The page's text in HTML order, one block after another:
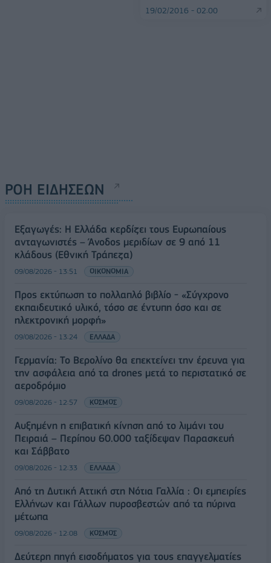
19/02/2016 - 02:00
ΡΟΗ ΕΙΔΗΣΕΩΝ
Εξαγωγές: Η Ελλάδα κερδίζει τους Ευρωπαίους
ανταγωνιστές – Άνοδος μεριδίων σε 9 από 11
κλάδους (Εθνική Τράπεζα)
09/08/2026 - 13:51 ΟΙΚΟΝΟΜΙΑ
Προς εκτύπωση το πολλαπλό βιβλίο - «Σύγχρονο
εκπαιδευτικό υλικό, τόσο σε έντυπη όσο και σε
ηλεκτρονική μορφή»
09/08/2026 - 13:24 ΕΛΛΑΔΑ
Γερμανία: Το Βερολίνο θα επεκτείνει την έρευνα για
την ασφάλεια από τα drones μετά το περιστατικό σε
αεροδρόμιο
09/08/2026 - 12:57 ΚΟΣΜΟΣ
Αυξημένη η επιβατική κίνηση από το λιμάνι του
Πειραιά – Περίπου 60.000 ταξίδεψαν Παρασκευή
και Σάββατο
09/08/2026 - 12:33 ΕΛΛΑΔΑ
Από τη Δυτική Αττική στη Νότια Γαλλία : Οι εμπειρίες
Ελλήνων και Γάλλων πυροσβεστών από τα πύρινα
μέτωπα
09/08/2026 - 12:08 ΚΟΣΜΟΣ
Δεύτερη πηγή εισοδήματος για τους επαγγελματίες